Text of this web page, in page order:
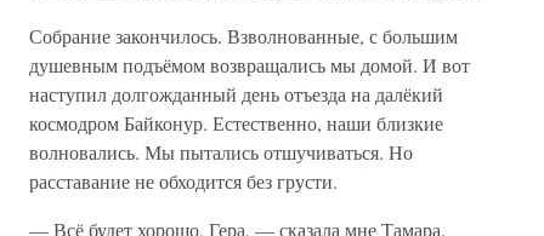
Собрание закончилось. Взволнованные, с большим
душевным подъёмом возвращались мы домой. И вот
наступил долгожданный день отъезда на далёкий
космодром Байконур. Естественно, наши близкие
волновались. Мы пытались отшучиваться. Но
расставание не обходится без грусти.
— Всё будет хорошо, Гера, — сказала мне Тамара.